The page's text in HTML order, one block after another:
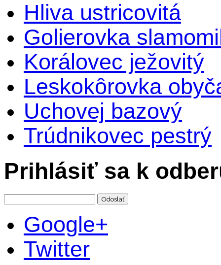
Hliva ustricovitá
Golierovka
Korálovec ježovitý
Leskokôrovka
Uchovej bazový
Trúdnikovec pestrý
Prihlásiť sa k
Google+
Twitter